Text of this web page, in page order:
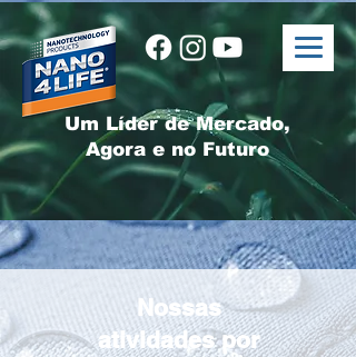
Um Líder de Mercado,
Agora e no Futuro
Nossas
atividades por